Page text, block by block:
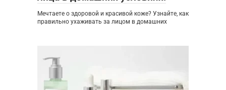
Мечтаете о здоровой и красивой коже? Узнайте, как
правильно ухаживать за лицом в домашних